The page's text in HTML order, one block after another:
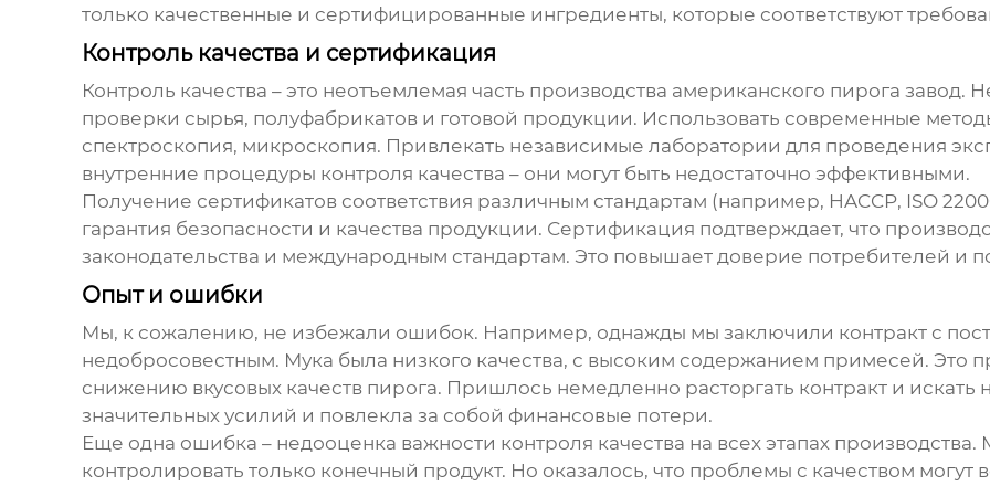
только качественные и сертифицированные ингредиенты, которые соответствуют
Контроль качества и сертификация
Контроль качества – это неотъемлемая часть производства американского пирога завод.
проверки сырья, полуфабрикатов и готовой продукции. Использовать современные
спектроскопия, микроскопия. Привлекать независимые лаборатории для проведения
внутренние процедуры контроля качества – они могут быть недостаточно эффективными.
Получение сертификатов соответствия различным стандартам (например, HACCP, ISO
гарантия безопасности и качества продукции. Сертификация подтверждает, что
законодательства и международным стандартам. Это повышает доверие потребителей и
Опыт и ошибки
Мы, к сожалению, не избежали ошибок. Например, однажды мы заключили контракт с
недобросовестным. Мука была низкого качества, с высоким содержанием примесей. Это
снижению вкусовых качеств пирога. Пришлось немедленно расторгать контракт и искать
значительных усилий и повлекла за собой финансовые потери.
Еще одна ошибка – недооценка важности контроля качества на всех этапах производства.
контролировать только конечный продукт. Но оказалось, что проблемы с качеством могут